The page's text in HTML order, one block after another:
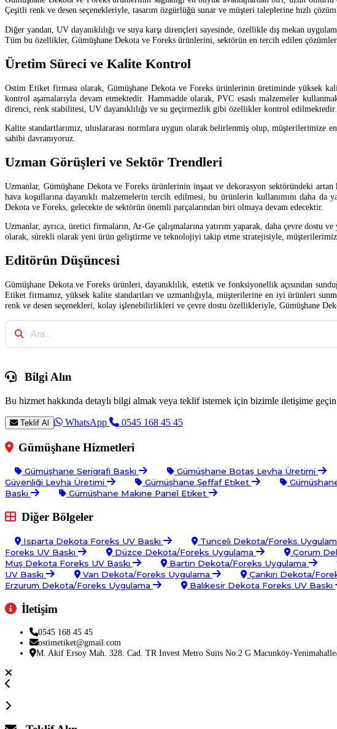
Çeşitli renk ve desen seçenekleriyle, tasarım özgürlüğü sunar ve müşteri taleplerine hızlı
Diğer yandan, UV dayanıklılığı ve suya karşı dirençleri sayesinde, özellikle dış mekan
Tüm bu özellikler, Gümüşhane Dekota ve Foreks ürünlerini, sektörün en tercih edilen
Üretim Süreci ve Kalite Kontrol
Ostim Etiket firması olarak, Gümüşhane Dekota ve Foreks ürünlerinin üretiminde yüksek
kontrol aşamalarıyla devam etmektedir. Hammadde olarak, PVC esaslı malzemeler
direnci, renk stabilitesi, UV dayanıklılığı ve su geçirmezlik gibi özellikler kontrol edilmektedir.
Kalite standartlarımız, uluslararası normlara uygun olarak belirlenmiş olup, müşterilerimize
sahibi davranıyoruz.
Uzman Görüşleri ve Sektör Trendleri
Uzmanlar, Gümüşhane Dekota ve Foreks ürünlerinin inşaat ve dekorasyon sektöründeki artan
hava koşullarına dayanıklı malzemelerin tercih edilmesi, bu ürünlerin kullanımını daha
Dekota ve Foreks, gelecekte de sektörün önemli parçalarından biri olmaya devam edecektir.
Uzmanlar, ayrıca, üretici firmaların, Ar-Ge çalışmalarına yatırım yaparak, daha çevre dostu
olarak, sürekli olarak yeni ürün geliştirme ve teknolojiyi takip etme stratejisiyle,
Editörün Düşüncesi
Gümüşhane Dekota ve Foreks ürünleri, dayanıklılık, estetik ve fonksiyonellik açısından
Etiket firmamız, yüksek kalite standartları ve uzmanlığıyla, müşterilerine en iyi ürünleri
renk ve desen seçenekleri, kolay işlenebilirlikleri ve çevre dostu özellikleriyle, Gümüşhane
Bilgi Alın
Bu hizmet hakkında detaylı bilgi almak veya teklif istemek için bizimle iletişime
Teklif Al WhatsApp 0545 168 45 45
Gümüşhane Hizmetleri
Gümüşhane Serigrafi Baskı Gümüşhane Botaş Levha Üretimi
Güvenliği Levha Üretimi
Gümüşhane Şeffaf Etiket
Baskı
Gümüşhane Makine Panel Etiket
Diğer Bölgeler
Isparta Dekota Foreks UV Baskı Tunceli Dekota/Foreks
Foreks UV Baskı
Düzce Dekota/Foreks Uygulama Çorum
Muş Dekota Foreks UV Baskı
Bartın Dekota/Foreks Uygulama
UV Baskı
Van Dekota/Foreks Uygulama Çankırı Dekota/
Erzurum Dekota/Foreks Uygulama
Balıkesir Dekota Foreks UV Baskı
İletişim
0545 168 45 45
ostimetiket@gmail.com
M. Akif Ersoy Mah. 328. Cad. TR Invest Metro Suits No:2 G Macunköy-